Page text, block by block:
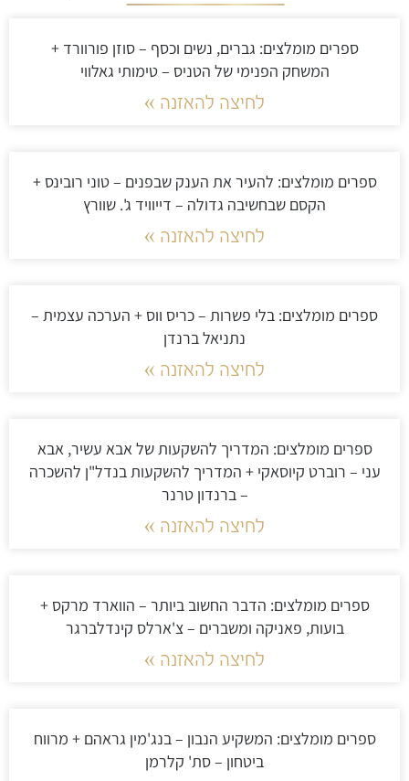
ספרים מומלצים: גברים, נשים וכסף – סוזן פורוורד +
המשחק הפנימי של הטניס – טימותי גאלווי
לחיצה להאזנה »
ספרים מומלצים: להעיר את הענק שבפנים – טוני רובינס +
הקסם שבחשיבה גדולה – דייוויד ג'. שוורץ
לחיצה להאזנה »
ספרים מומלצים: בלי פשרות – כריס ווס + הערכה עצמית –
נתניאל ברנדן
לחיצה להאזנה »
ספרים מומלצים: המדריך להשקעות של אבא עשיר, אבא
עני – רוברט קיוסאקי + המדריך להשקעות בנדל"ן להשכרה
– ברנדון טרנר
לחיצה להאזנה »
ספרים מומלצים: הדבר החשוב ביותר – הווארד מרקס +
בועות, פאניקה ומשברים – צ'ארלס קינדלברגר
לחיצה להאזנה »
ספרים מומלצים: המשקיע הנבון – בנג'מין גראהם + מרווח
ביטחון – סת' קלרמן